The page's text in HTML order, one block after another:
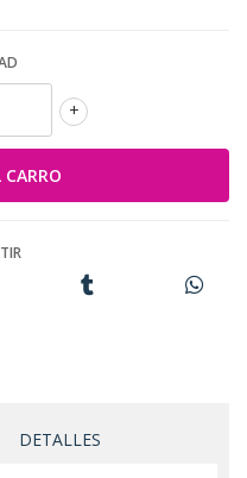
+
DETALLES